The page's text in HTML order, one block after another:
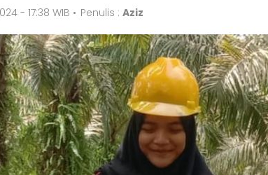
- 17:38 WIB • Penulis : Aziz